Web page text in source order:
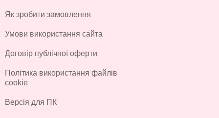
Як зробити замовлення
Умови використання сайта
Договір публічної оферти
Політика використання файлів
cookie
Версія для ПК